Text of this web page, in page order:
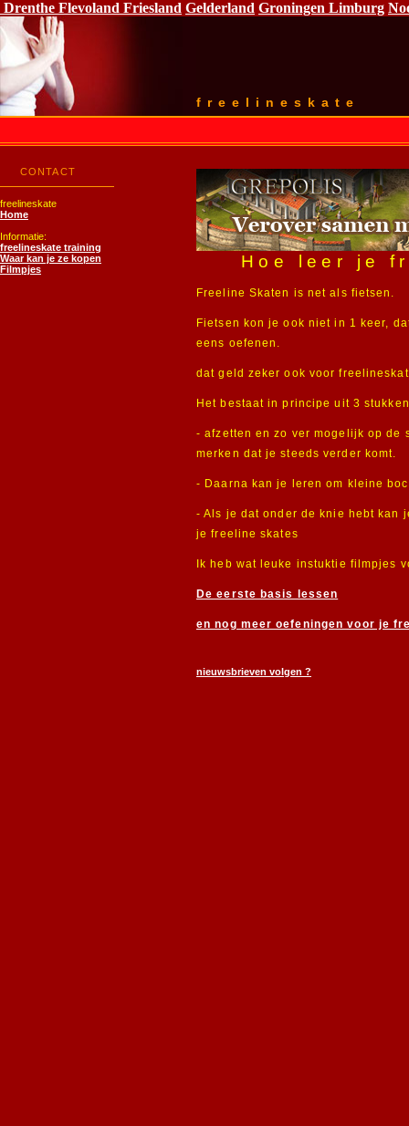
Drenthe Flevoland Friesland Gelderland Groningen Limburg
freelineskate
CONTACT
freelineskate
Home
Informatie:
freelineskate training
Waar kan je ze kopen
Filmpjes
Hoe leer je
Freeline Skaten is net als fietsen.
Fietsen kon je ook niet in 1 keer,
eens oefenen.
dat geld zeker ook voor
Het bestaat in principe uit 3
- afzetten en zo ver mogelijk op de
merken dat je steeds verder komt.
- Daarna kan je leren om kleine
- Als je dat onder de knie hebt kan
je freeline skates
Ik heb wat leuke instuktie filmpjes
De eerste basis lessen
en nog meer oefeningen voor je
nieuwsbrieven volgen ?